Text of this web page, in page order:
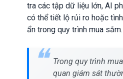
tra các tập dữ liệu lớn, AI
có thể tiết lộ rủi ro hoặc
ẩn trong quy trình mua sắm.
Trong quy trình
quan giám sát